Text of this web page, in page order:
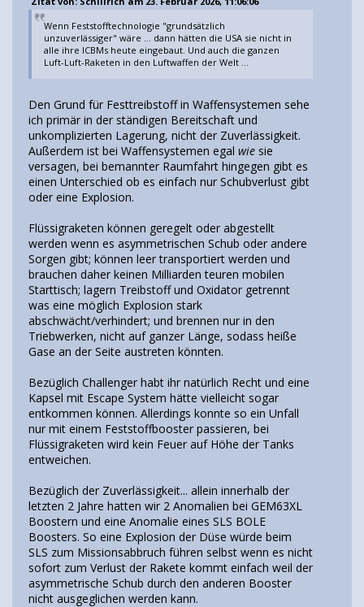
Wenn Feststofftechnologie "grundsätzlich
unzuverlässiger" wäre ... dann hätten die USA sie nicht in
alle ihre ICBMs heute eingebaut. Und auch die ganzen
Luft-Luft-Raketen in den Luftwaffen der Welt ...
Den Grund für Festtreibstoff in Waffensystemen sehe
ich primär in der ständigen Bereitschaft und
unkomplizierten Lagerung, nicht der Zuverlässigkeit.
Außerdem ist bei Waffensystemen egal wie sie
versagen, bei bemannter Raumfahrt hingegen gibt es
einen Unterschied ob es einfach nur Schubverlust gibt
oder eine Explosion.
Flüssigraketen können geregelt oder abgestellt
werden wenn es asymmetrischen Schub oder andere
Sorgen gibt; können leer transportiert werden und
brauchen daher keinen Milliarden teuren mobilen
Starttisch; lagern Treibstoff und Oxidator getrennt
was eine möglich Explosion stark
abschwächt/verhindert; und brennen nur in den
Triebwerken, nicht auf ganzer Länge, sodass heiße
Gase an der Seite austreten könnten.
Bezüglich Challenger habt ihr natürlich Recht und eine
Kapsel mit Escape System hätte vielleicht sogar
entkommen können. Allerdings konnte so ein Unfall
nur mit einem Feststoffbooster passieren, bei
Flüssigraketen wird kein Feuer auf Höhe der Tanks
entweichen.
Bezüglich der Zuverlässigkeit... allein innerhalb der
letzten 2 Jahre hatten wir 2 Anomalien bei GEM63XL
Boostern und eine Anomalie eines SLS BOLE
Boosters. So eine Explosion der Düse würde beim
SLS zum Missionsabbruch führen selbst wenn es nicht
sofort zum Verlust der Rakete kommt einfach weil der
asymmetrische Schub durch den anderen Booster
nicht ausgeglichen werden kann.